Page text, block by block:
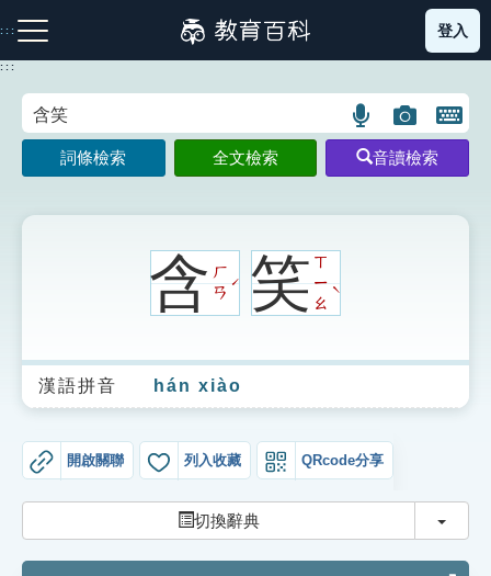
到
主
:::
注音索引圖示 筆畫索引圖示 部首索引表圖示
生字詞彙表
成語故事
索引選單
登入
:::
語
言
搜
圖
片
搜
開
鍵
圖
詞條檢索 全文檢索 音讀檢索
含ㄏ
ㄢ
ˊ 笑ㄒ
ㄧ
ㄠ
ˋ
漢語拼音 hán xiào
開啟關聯 列入收藏 QRcode分享
切換辭典 切換